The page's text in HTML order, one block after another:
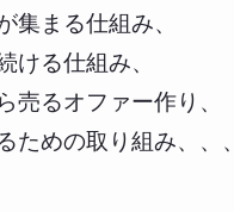
集まる仕組み、
ける仕組み、
売るオファー作り、
ための取り組み、、、